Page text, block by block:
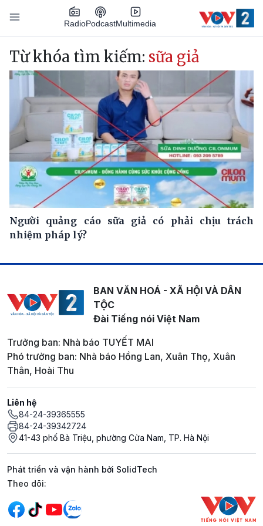
Nhảy đến nội dung
RadioPodcastMultimedia
Main navigation
Từ khóa tìm kiếm: sữa giả
Người quảng cáo sữa giả có phải chịu trách
nhiệm pháp lý?
BAN VĂN HOÁ - XÃ HỘI VÀ DÂN
TỘC
Đài Tiếng nói Việt Nam
Trưởng ban: Nhà báo TUYẾT MAI
Phó trưởng ban: Nhà báo Hồng Lan, Xuân Thọ, Xuân
Thân, Hoài Thu
Liên hệ
84-24-39365555
84-24-39342724
41-43 phố Bà Triệu, phường Cửa Nam, TP. Hà Nội
Phát triển và vận hành bởi SolidTech
Mạng xã hội
Theo dõi: